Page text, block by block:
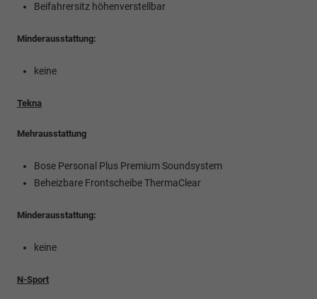
Beifahrersitz höhenverstellbar
Minderausstattung:
keine
Tekna
Mehrausstattung
Bose Personal Plus Premium Soundsystem
Beheizbare Frontscheibe ThermaClear
Minderausstattung:
keine
N-Sport